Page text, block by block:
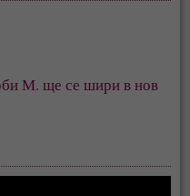
М. ще се шири в нов